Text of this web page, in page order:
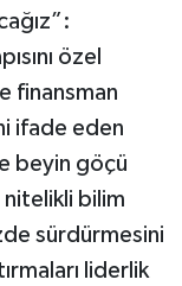
özel
finansman
ifade eden
beyin göçü
nitelikli bilim
sürdürmesini
liderlik